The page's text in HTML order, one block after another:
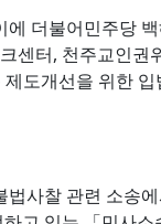
더불어민주당
센터, 천주교인
도개선을 위한
사찰 관련 소송